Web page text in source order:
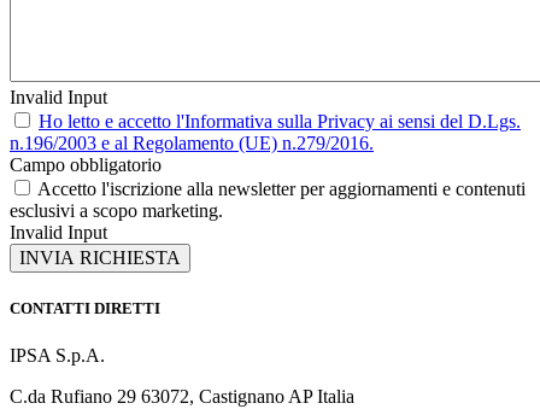
Invalid Input
Ho letto e accetto l'Informativa sulla Privacy ai sensi del D.Lgs.
n.196/2003 e al Regolamento (UE) n.279/2016.
Campo obbligatorio
Accetto l'iscrizione alla newsletter per aggiornamenti e contenuti
esclusivi a scopo marketing.
Invalid Input
INVIA RICHIESTA
CONTATTI DIRETTI
IPSA S.p.A.
C.da Rufiano 29 63072, Castignano AP Italia